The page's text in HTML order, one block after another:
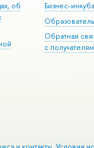
об
Бизнес-
Обратная
с